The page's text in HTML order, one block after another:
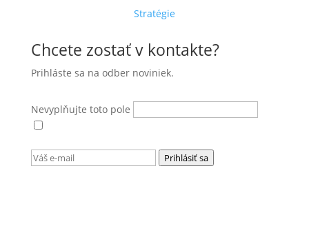
Stratégie
Chcete zostať v kontakte?
Prihláste sa na odber noviniek.
Nevyplňujte toto pole
Prihlásiť sa